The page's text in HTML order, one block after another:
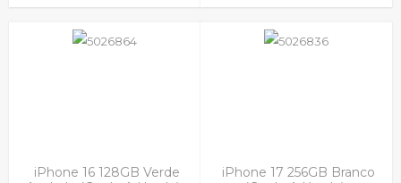
iPhone 16 128GB Verde
iPhone 17 256GB Branco